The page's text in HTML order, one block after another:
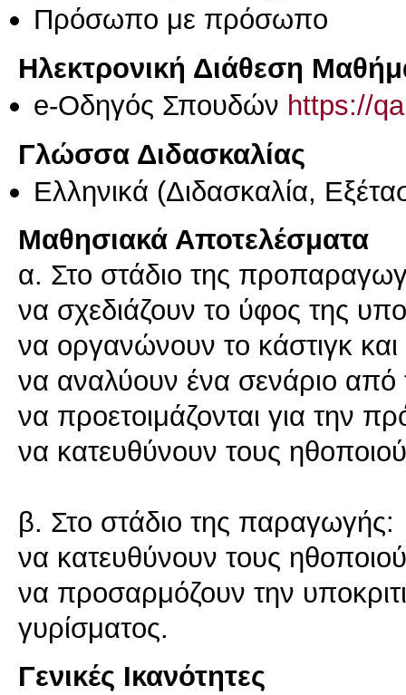
Πρόσωπο με πρόσωπο
Ηλεκτρονική Διάθεση
e-Οδηγός Σπουδών https://
Γλώσσα Διδασκαλίας
Ελληνικά (Διδασκαλία,
Μαθησιακά Αποτελέσματα
α. Στο στάδιο της
να σχεδιάζουν το ύφος της
να οργανώνουν το κάστιγκ
να αναλύουν ένα σενάριο από
να προετοιμάζονται για την
να κατευθύνουν τους
β. Στο στάδιο της παραγωγής:
να κατευθύνουν τους
να προσαρμόζουν την
Γενικές Ικανότητες